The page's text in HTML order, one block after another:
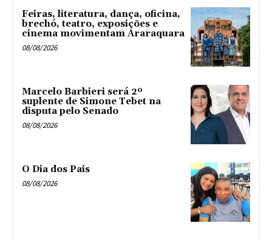
Feiras, literatura, dança, oficina,
brechó, teatro, exposições e
cinema movimentam Araraquara
08/08/2026
Marcelo Barbieri será 2º
suplente de Simone Tebet na
disputa pelo Senado
08/08/2026
O Dia dos Pais
08/08/2026